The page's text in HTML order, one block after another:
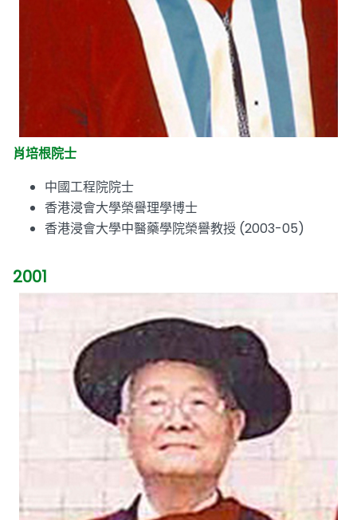
肖培根院士
中國工程院院士
香港浸會大學榮譽理學博士
香港浸會大學中醫藥學院榮譽教授 (2003-05)
2001